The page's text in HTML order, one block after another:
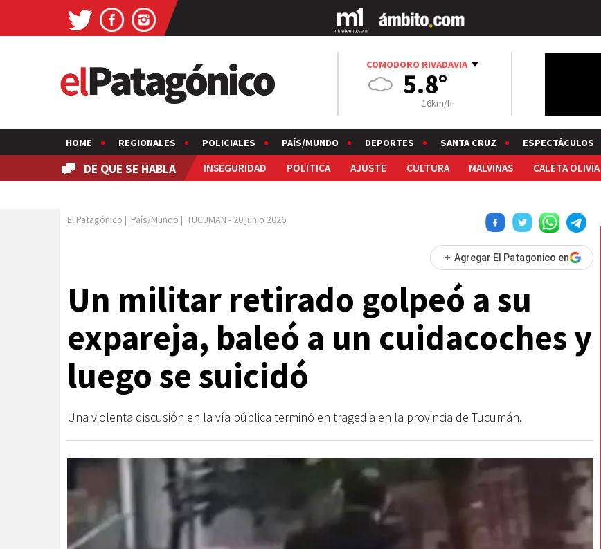
COMODORO RIVADAVIA
5.8°
16km/h
HOME REGIONALES POLICIALES PAÍS/MUNDO DEPORTES SANTA CRUZ ESPECTÁCULOS
DE QUE SE HABLA INSEGURIDAD POLITICA AJUSTE CULTURA MALVINAS CALETA OLIVIA
El Patagónico | País/Mundo | TUCUMAN - 20 junio 2026
+ Agregar El Patagonico en
Un militar retirado golpeó a su
expareja, baleó a un cuidacoches y
luego se suicidó
Una violenta discusión en la vía pública terminó en tragedia en la provincia de Tucumán.